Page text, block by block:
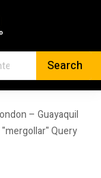
– Guayaquil
Query